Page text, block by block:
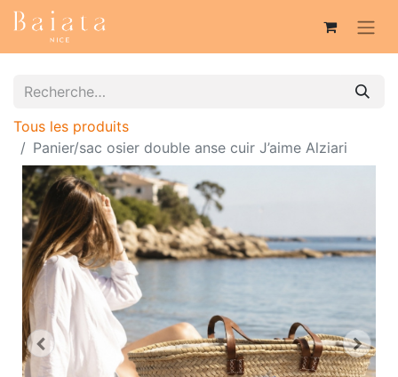
Tous les produits
Panier/sac osier double anse cuir J’aime Alziari